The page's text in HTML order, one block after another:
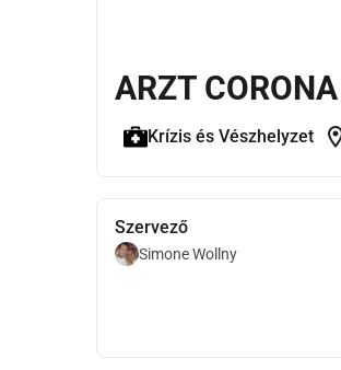
ARZT
Krízis és Vészhelyzet
Szervező
Simone Wollny